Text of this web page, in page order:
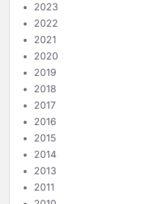
2023
2022
2021
2020
2019
2018
2017
2016
2015
2014
2013
2011